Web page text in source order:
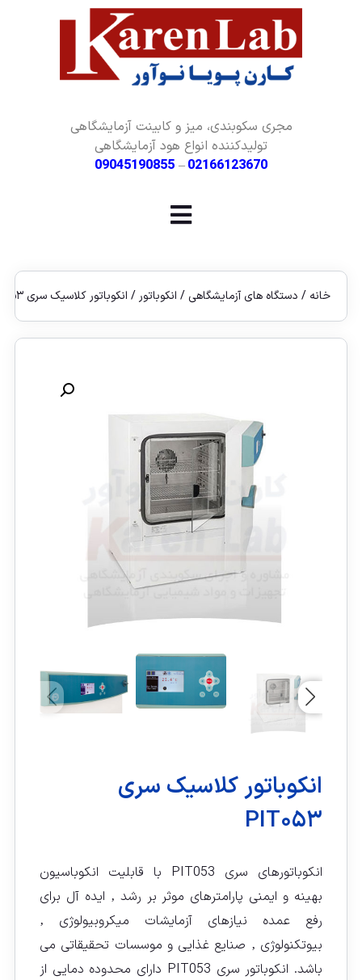
مجری سکوبندی، میز و کابینت آزمایشگاهی
تولیدکننده انواع هود آزمایشگاهی
02166123670
–
09045190855
خانه / دستگاه های آزمایشگاهی / انکوباتور / انکوباتور کلاسیک سری PIT۰۵۳
انکوباتور کلاسیک سری
PIT۰۵۳
انکوباتورهای سری PIT053 با قابلیت انکوباسیون
بهینه و ایمنی پارامترهای موثر بر رشد ‚ ایده آل برای
رفع عمده نیازهای آزمایشات میکروبیولوژی ‚
بیوتکنولوژی ‚ صنایع غذایی و موسسات تحقیقاتی می
باشد. انکوباتور سری PIT053 دارای محدوده دمایی از